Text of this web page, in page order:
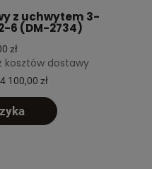
z uchwytem 3-
6 (DM-2734)
zł
kosztów dostawy
4 100,00 zł